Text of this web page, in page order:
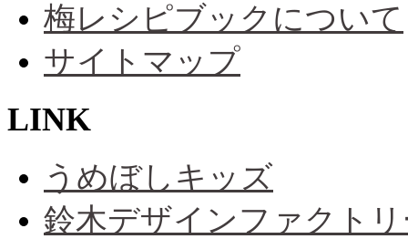
梅レシピブックについて
サイトマップ
LINK
うめぼしキッズ
鈴木デザインファクト